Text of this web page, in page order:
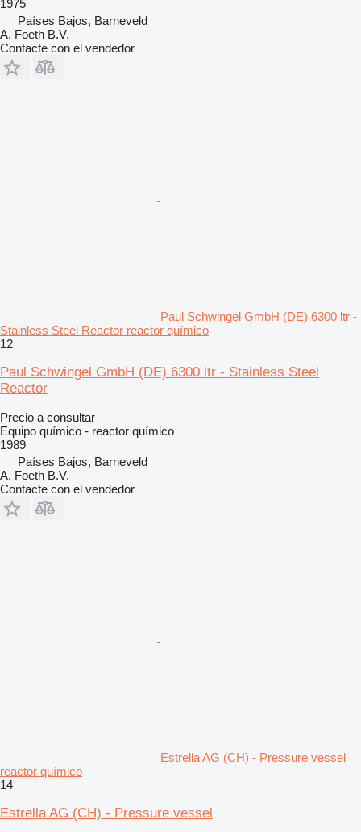
1975
Países Bajos, Barneveld
A. Foeth B.V.
Contacte con el vendedor
Paul Schwingel GmbH (DE) 6300 ltr -
Stainless Steel Reactor reactor químico
12
Paul Schwingel GmbH (DE) 6300 ltr - Stainless Steel
Reactor
Precio a consultar
Equipo químico - reactor químico
1989
Países Bajos, Barneveld
A. Foeth B.V.
Contacte con el vendedor
Estrella AG (CH) - Pressure vessel
reactor químico
14
Estrella AG (CH) - Pressure vessel